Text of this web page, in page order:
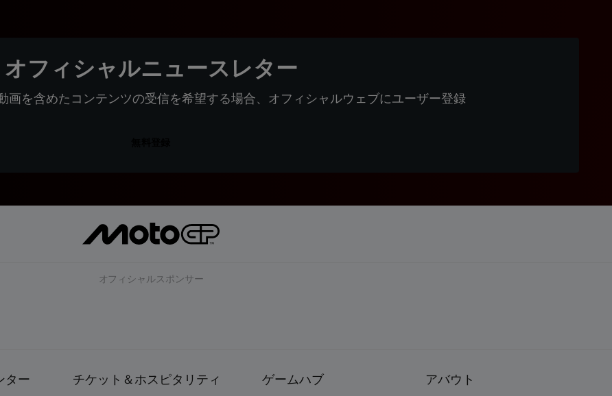
オフィシャルニュースレター
画を含めたコンテンツの受信を希望する場合、オフィシャルウェブにユーザー登録
オフィシャルスポンサー
ター チケット＆ホスピタリティ ゲームハブ アバウト